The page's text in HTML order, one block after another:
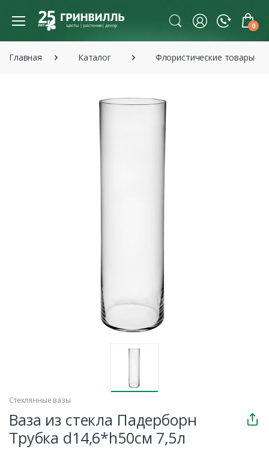
0
Главная Каталог Флористические товары
Стеклянные вазы
Ваза из стекла Падерборн
Трубка d14,6*h50см 7,5л